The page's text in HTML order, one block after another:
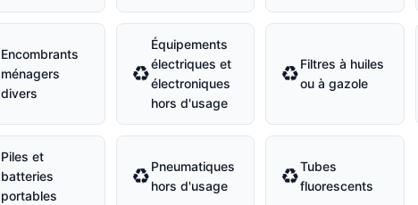
Encombrants
ménagers
divers
♻
Équipements
électriques et
électroniques
hors d'usage
♻Filtres à huiles
ou à gazole
Piles et
batteries
portables
♻Pneumatiques
hors d'usage
♻Tubes
fluorescents